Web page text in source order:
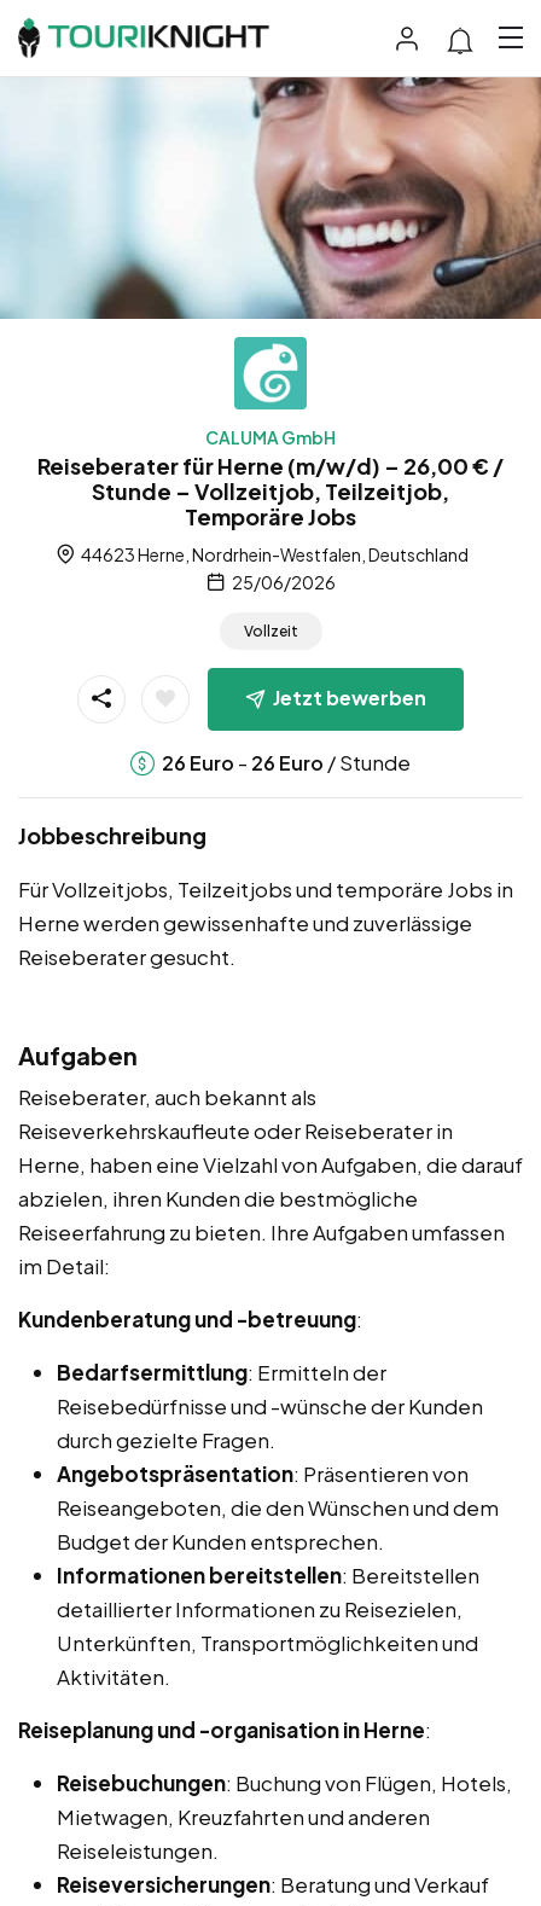
CALUMA GmbH
Reiseberater für Herne (m/w/d) – 26,00 € /
Stunde – Vollzeitjob, Teilzeitjob,
Temporäre Jobs
44623 Herne, Nordrhein-Westfalen, Deutschland
25/06/2026
Vollzeit
Jetzt bewerben
26 Euro - 26 Euro / Stunde
Jobbeschreibung
Für Vollzeitjobs, Teilzeitjobs und temporäre Jobs in
Herne werden gewissenhafte und zuverlässige
Reiseberater gesucht.
Aufgaben
Reiseberater, auch bekannt als
Reiseverkehrskaufleute oder Reiseberater in
Herne, haben eine Vielzahl von Aufgaben, die darauf
abzielen, ihren Kunden die bestmögliche
Reiseerfahrung zu bieten. Ihre Aufgaben umfassen
im Detail:
Kundenberatung und -betreuung:
Bedarfsermittlung: Ermitteln der
Reisebedürfnisse und -wünsche der Kunden
durch gezielte Fragen.
Angebotspräsentation: Präsentieren von
Reiseangeboten, die den Wünschen und dem
Budget der Kunden entsprechen.
Informationen bereitstellen: Bereitstellen
detaillierter Informationen zu Reisezielen,
Unterkünften, Transportmöglichkeiten und
Aktivitäten.
Reiseplanung und -organisation in Herne:
Reisebuchungen: Buchung von Flügen, Hotels,
Mietwagen, Kreuzfahrten und anderen
Reiseleistungen.
Reiseversicherungen: Beratung und Verkauf